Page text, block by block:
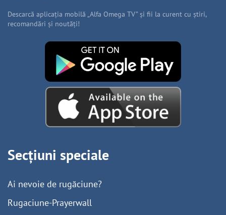
Descarcă aplicația mobilă „Alfa Omega TV” și fii la curent cu știri,
recomandări și noutăți!
Secțiuni speciale
Ai nevoie de rugăciune?
Rugaciune-Prayerwall